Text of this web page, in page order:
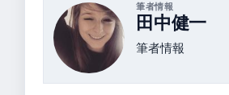
筆者情報
田中健一
筆者情報